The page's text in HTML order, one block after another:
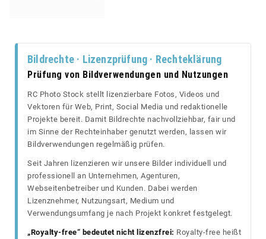
Bildrechte · Lizenzprüfung · Rechteklärung
Prüfung von Bildverwendungen und Nutzungen
RC Photo Stock stellt lizenzierbare Fotos, Videos und
Vektoren für Web, Print, Social Media und redaktionelle
Projekte bereit. Damit Bildrechte nachvollziehbar, fair und
im Sinne der Rechteinhaber genutzt werden, lassen wir
Bildverwendungen regelmäßig prüfen.
Seit Jahren lizenzieren wir unsere Bilder individuell und
professionell an Unternehmen, Agenturen,
Webseitenbetreiber und Kunden. Dabei werden
Lizenznehmer, Nutzungsart, Medium und
Verwendungsumfang je nach Projekt konkret festgelegt.
„Royalty-free“ bedeutet nicht lizenzfrei: Royalty-free heißt